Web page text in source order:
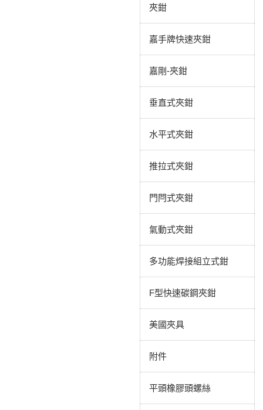
夾鉗
嘉手牌快速夾鉗
嘉剛-夾鉗
垂直式夾鉗
水平式夾鉗
推拉式夾鉗
門閂式夾鉗
氣動式夾鉗
多功能焊接組立式鉗
F型快速碳鋼夾鉗
美國夾具
附件
平頭橡膠頭螺絲